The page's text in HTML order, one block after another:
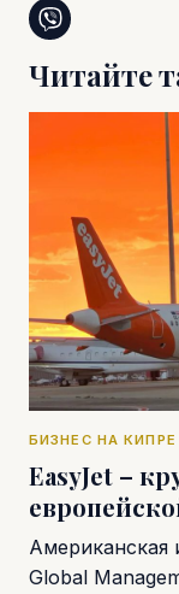
Читайте
БИЗНЕС НА КИПРЕ
EasyJet –
Американская
Global